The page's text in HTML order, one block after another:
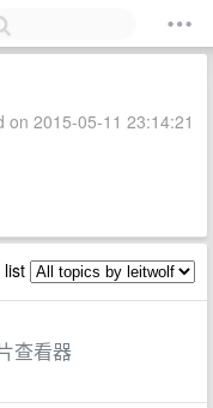
on 2015-05-11 23:14:21
list
查看器